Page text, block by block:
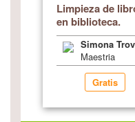
Limpieza de
en biblioteca.
Simona
Maestria
Gratis